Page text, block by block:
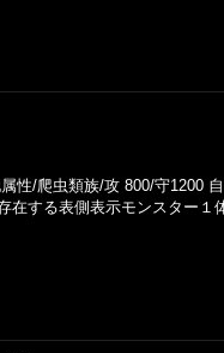
属性/爬虫類族/攻 800/守1200
在する表側表示モンスター